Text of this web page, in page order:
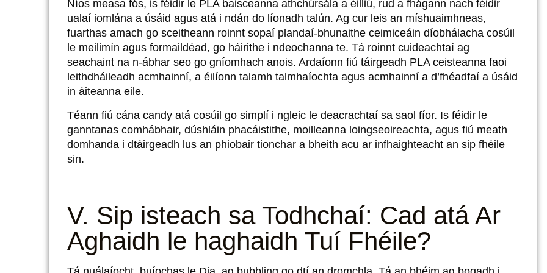
Níos measa fós, is féidir le PLA baisceanna athchúrsála a éilliú, rud a fhágann nach féidir
ualaí iomlána a úsáid agus atá i ndán do líonadh talún. Ag cur leis an míshuaimhneas,
fuarthas amach go sceitheann roinnt sopaí plandaí-bhunaithe ceimiceáin díobhálacha cosúil
le meilimín agus formaildéad, go háirithe i ndeochanna te. Tá roinnt cuideachtaí ag
seachaint na n-ábhar seo go gníomhach anois. Ardaíonn fiú táirgeadh PLA ceisteanna faoi
leithdháileadh acmhainní, a éilíonn talamh talmhaíochta agus acmhainní a d’fhéadfaí a úsáid
in áiteanna eile.
Téann fiú cána candy atá cosúil go simplí i ngleic le deacrachtaí sa saol fíor. Is féidir le
ganntanas comhábhair, dúshláin phacáistithe, moilleanna loingseoireachta, agus fiú meath
domhanda i dtáirgeadh lus an phiobair tionchar a bheith acu ar infhaighteacht an sip fhéile
sin.
V. Sip isteach sa Todhchaí: Cad atá Ar
Aghaidh le haghaidh Tuí Fhéile?